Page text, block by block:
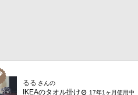
るる さんの
IKEAのタオル掛け 17年1ヶ月使用中